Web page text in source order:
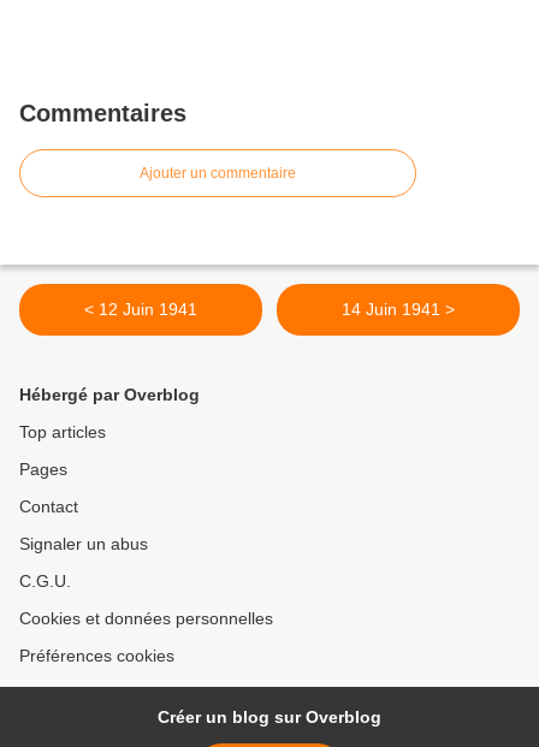
Commentaires
Ajouter un commentaire
< 12 Juin 1941 14 Juin 1941 >
Hébergé par Overblog
Top articles
Pages
Contact
Signaler un abus
C.G.U.
Cookies et données personnelles
Préférences cookies
Créer un blog sur Overblog